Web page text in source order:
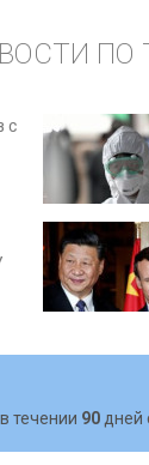
ПО
С
течении 90 дней